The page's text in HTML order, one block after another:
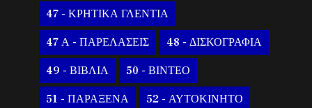
47 - ΚΡΗΤΙΚΑ ΓΛΕΝΤΙΑ
47 Α - ΠΑΡΕΛΑΣΕΙΣ 48 - ΔΙΣΚΟΓΡΑΦΙΑ
49 - ΒΙΒΛΙΑ 50 - ΒΙΝΤΕΟ
51 - ΠΑΡΑΞΕΝΑ 52 - ΑΥΤΟΚΙΝΗΤΟ